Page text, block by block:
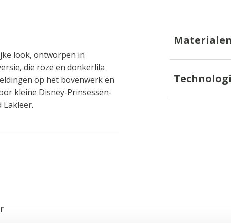
look, ontworpen in
die roze en donkerlila
op het bovenwerk en
kleine Disney-Prinsessen-
Lakleer.
Materialen